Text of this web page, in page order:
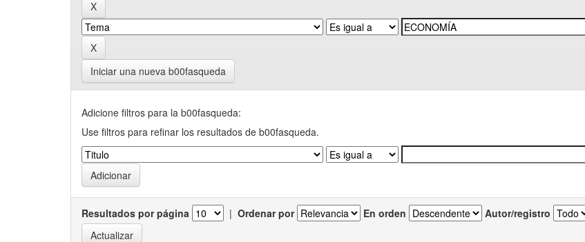
Iniciar una nueva b00fasqueda
Adicione filtros para la b00fasqueda:
Use filtros para refinar los resultados de b00fasqueda.
Resultados por página | Ordenar por En orden Autor/registro